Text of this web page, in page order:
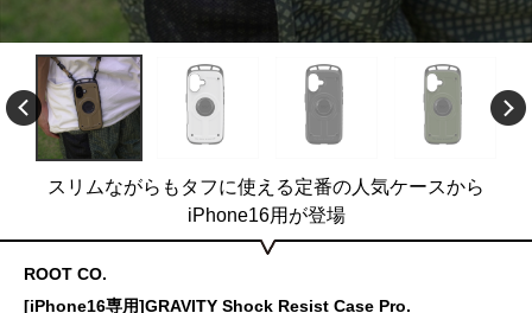
スリムながらもタフに使える定番の人気ケースから
iPhone16用が登場
ROOT CO.
[iPhone16専用]GRAVITY Shock Resist Case Pro.